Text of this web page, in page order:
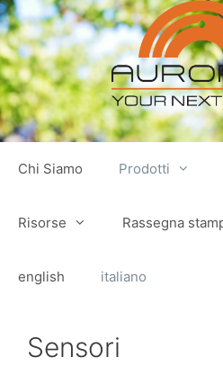
Vai
al
contenuto
Chi Siamo Prodotti
Risorse Rassegna
english italiano
Sensori